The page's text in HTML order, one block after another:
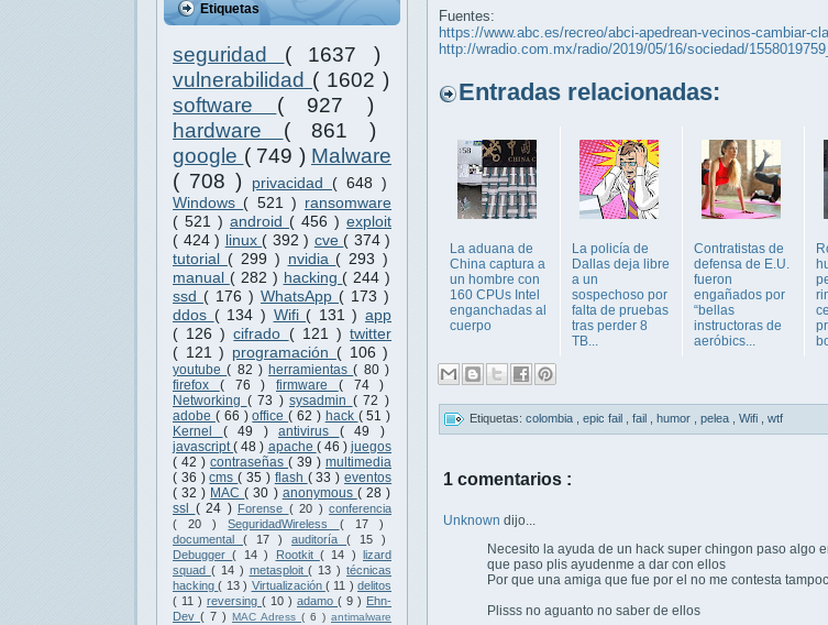
Etiquetas
seguridad ( 1637 )
vulnerabilidad ( 1602 )
software ( 927 )
hardware ( 861 )
google ( 749 ) Malware
( 708 )
privacidad ( 648 )
Windows ( 521 ) ransomware
( 521 ) android ( 456 ) exploit
( 424 ) linux ( 392 ) cve ( 374 )
tutorial ( 299 ) nvidia ( 293 )
manual ( 282 ) hacking ( 244 )
ssd ( 176 ) WhatsApp ( 173 )
ddos ( 134 ) Wifi ( 131 ) app
( 126 )cifrado ( 121 )twitter
( 121 ) programación ( 106 )
youtube( 82 ) herramientas( 80 )
firefox ( 76 ) firmware ( 74 )
Networking ( 73 ) sysadmin ( 72 )
adobe ( 66 )office( 62 ) hack ( 51 )
Kernel ( 49 ) antivirus ( 49 )
javascript( 48 ) apache ( 46 ) juegos
( 42 ) contraseñas ( 39 ) multimedia
( 36 )cms( 35 ) flash ( 33 )eventos
( 32 ) MAC( 30 ) anonymous ( 28 )
ssl ( 24 ) Forense ( 20 ) conferencia
( 20 )SeguridadWireless ( 17 )
documental ( 17 ) auditoría ( 15 )
Debugger( 14 ) Rootkit ( 14 ) lizard
squad ( 14 ) metasploit( 13 ) técnicas
hacking( 13 ) Virtualización ( 11 ) delitos
( 11 ) reversing ( 10 ) adamo ( 9 ) Ehn-
Dev ( 7 ) MAC Adress ( 6 ) antimalware
Fuentes:
https://www.abc.es/recreo/abci-apedrean-vecinos-cambiar-
http://wradio.com.mx/radio/2019/05/16/sociedad/
Entradas relacionadas:
La aduana de
China captura a
un hombre con
160 CPUs Intel
enganchadas al
cuerpo
La policía de
Dallas deja libre
a un
sospechoso por
falta de pruebas
tras perder 8
TB...
Contratistas de
defensa de E.U.
fueron
engañados por
“bellas
instructoras de
aeróbics...
Etiquetas: colombia epic fail fail humor pelea Wifi wtf
1 comentarios :
Unknown dijo...
Necesito la ayuda de un hack super chingon paso algo
que paso plis ayudenme a dar con ellos
Por que una amiga que fue por el no me contesta
Plisss no aguanto no saber de ellos